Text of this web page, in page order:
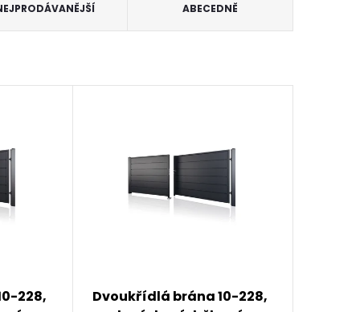
ABECEDNĚ
228,
Dvoukřídlá brána 10-228,